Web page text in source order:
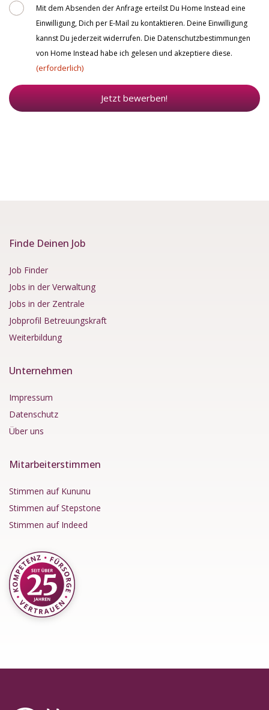
ConsentMit dem Absenden der Anfrage erteilst Du Home Instead eine
Einwilligung, Dich per E-Mail zu kontaktieren. Deine Einwilligung
kannst Du jederzeit widerrufen. Die Datenschutzbestimmungen
von Home Instead habe ich gelesen und akzeptiere diese.
(erforderlich)
Jetzt bewerben!
Finde Deinen Job
Job Finder
Jobs in der Verwaltung
Jobs in der Zentrale
Jobprofil Betreuungskraft
Weiterbildung
Unternehmen
Impressum
Datenschutz
Über uns
Mitarbeiterstimmen
Stimmen auf Kununu
Stimmen auf Stepstone
Stimmen auf Indeed